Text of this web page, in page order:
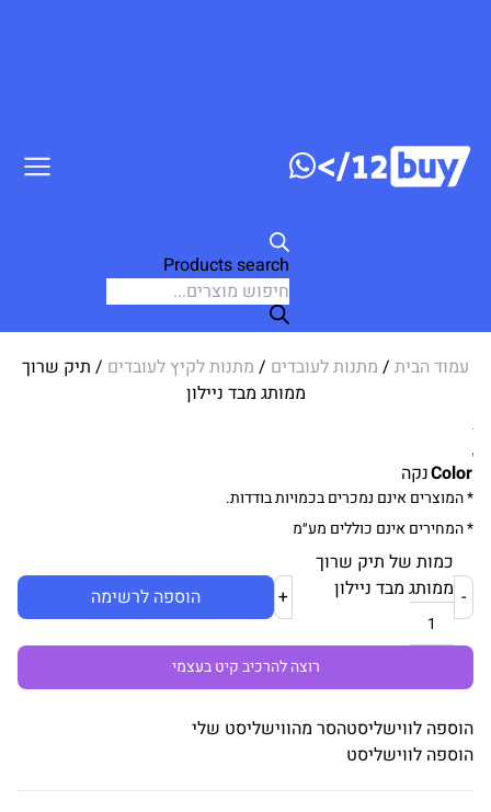
Products search
עמוד הבית / מתנות לעובדים / מתנות לקיץ לעובדים / תיק שרוך
ממותג מבד ניילון
Colorנקה
* המוצרים אינם נמכרים בכמויות בודדות.
* המחירים אינם כוללים מע״מ
-
כמות של תיק שרוך
ממותג מבד ניילון
+ הוספה לרשימה
רוצה להרכיב קיט בעצמי
הוספה לווישליסטהסר מהווישליסט שלי
הוספה לווישליסט